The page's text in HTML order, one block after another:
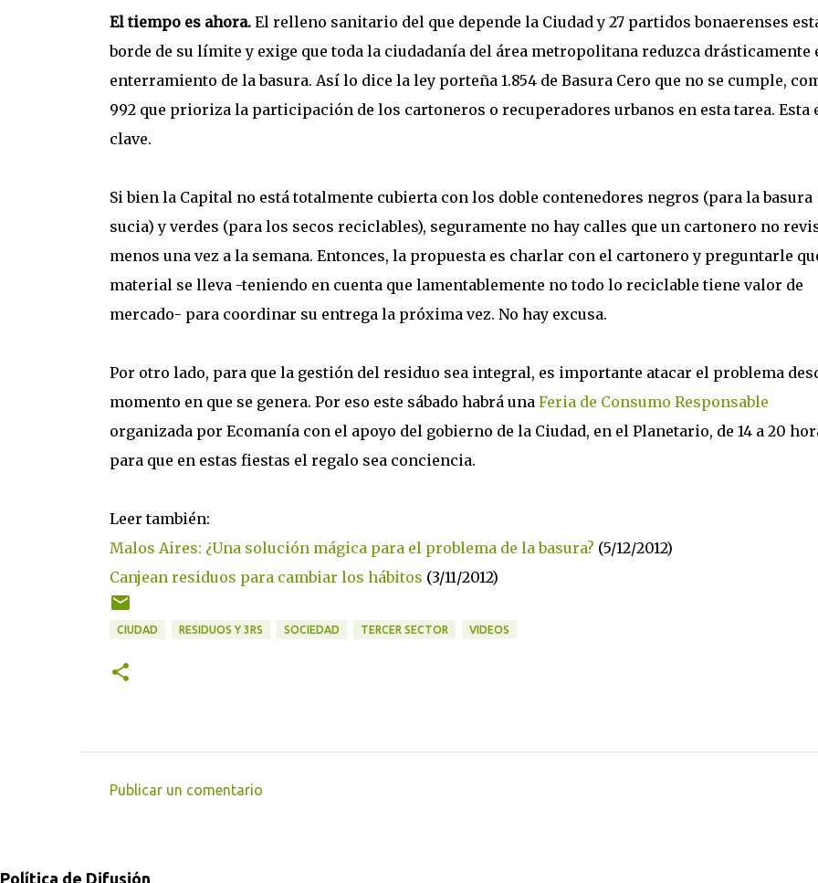
El tiempo es ahora.El relleno sanitario del que depende la Ciudad y 27 partidos bonaerenses
borde de su límite y exige que toda la ciudadanía del área metropolitana reduzca drásticamente
enterramiento de la basura. Así lo dice la ley porteña 1.854 de Basura Cero que no se cumple,
992 que prioriza la participación de los cartoneros o recuperadores urbanos en esta tarea. Esta
clave.
Si bien la Capital no está totalmente cubierta con los doble contenedores negros (para la basura
sucia) y verdes (para los secos reciclables), seguramente no hay calles que un cartonero no
menos una vez a la semana. Entonces, la propuesta es charlar con el cartonero y preguntarle
material se lleva -teniendo en cuenta que lamentablemente no todo lo reciclable tiene valor de
mercado- para coordinar su entrega la próxima vez. No hay excusa.
Por otro lado, para que la gestión del residuo sea integral, es importante atacar el problema
momento en que se genera. Por eso este sábado habrá una Feria de Consumo Responsable
organizada por Ecomanía con el apoyo del gobierno de la Ciudad, en el Planetario, de 14 a 20
para que en estas fiestas el regalo sea conciencia.
Leer también:
Malos Aires: ¿Una solución mágica para el problema de la basura? (5/12/2012)
Canjean residuos para cambiar los hábitos (3/11/2012)
CIUDAD RESIDUOS Y 3RS SOCIEDAD TERCER SECTOR VIDEOS
Publicar un comentario
Política de Difusión